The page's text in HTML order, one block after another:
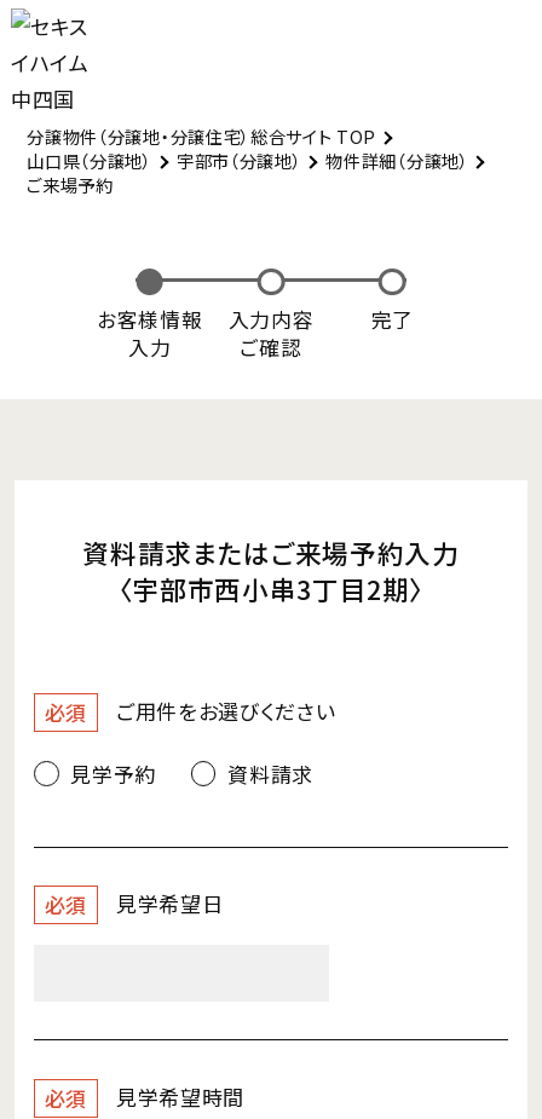
分譲物件（分譲地・分譲住宅）総合サイト TOP
山口県（分譲地）
宇部市（分譲地）
物件詳細（分譲地）
ご来場予約
お客様情報
入力
入力内容
ご確認
完了
資料請求またはご来場予約入力
〈宇部市西小串3丁目2期〉
必須 ご用件をお選びください
見学予約 資料請求
必須 見学希望日
必須 見学希望時間